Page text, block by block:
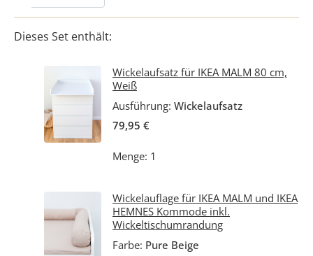
Dieses Set enthält:
Wickelaufsatz für IKEA MALM 80 cm,
Weiß
Ausführung: Wickelaufsatz
79,95 €
Menge: 1
Wickelauflage für IKEA MALM und IKEA
HEMNES Kommode inkl.
Wickeltischumrandung
Farbe: Pure Beige